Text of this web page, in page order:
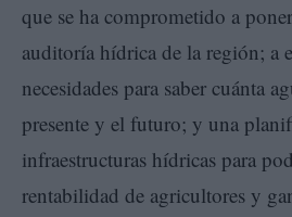
que se ha comprometido a
auditoría hídrica de la región; a
necesidades para saber cuánta
presente y el futuro; y una
infraestructuras hídricas para
rentabilidad de agricultores y